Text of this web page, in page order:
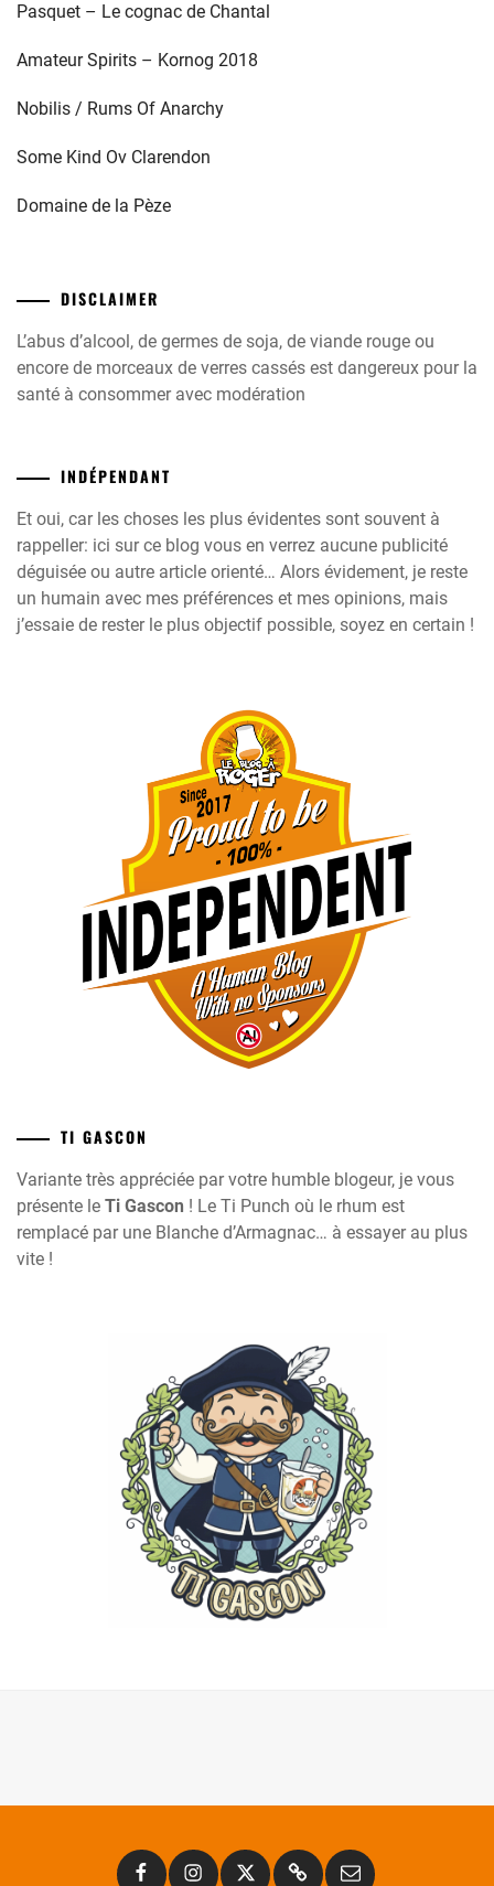
Pasquet – Le cognac de Chantal
Amateur Spirits – Kornog 2018
Nobilis / Rums Of Anarchy
Some Kind Ov Clarendon
Domaine de la Pèze
DISCLAIMER
L’abus d’alcool, de germes de soja, de viande rouge ou
encore de morceaux de verres cassés est dangereux pour la
santé à consommer avec modération
INDÉPENDANT
Et oui, car les choses les plus évidentes sont souvent à
rappeller: ici sur ce blog vous en verrez aucune publicité
déguisée ou autre article orienté… Alors évidement, je reste
un humain avec mes préférences et mes opinions, mais
j’essaie de rester le plus objectif possible, soyez en certain !
TI GASCON
Variante très appréciée par votre humble blogeur, je vous
présente le Ti Gascon ! Le Ti Punch où le rhum est
remplacé par une Blanche d’Armagnac… à essayer au plus
vite !
FacebookInstagramTwitterSubstack
Email